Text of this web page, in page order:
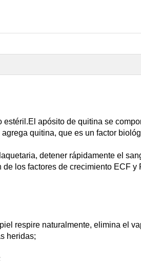
estéril.El apósito de quitina se
quitina, que es un factor
detener rápidamente el
los factores de crecimiento ECF y
respire naturalmente, elimina el
heridas;